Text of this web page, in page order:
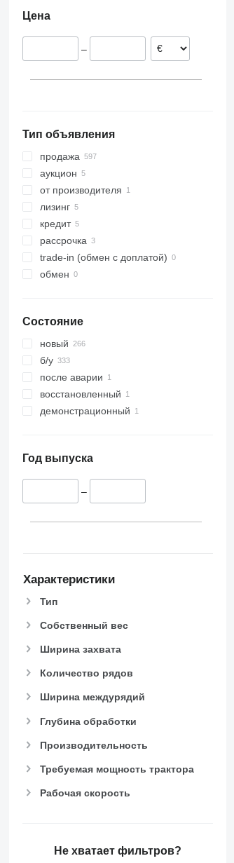
Австрия
Румыния
Цена
–
Тип объявления
продажа
аукцион
от производителя
лизинг
кредит
рассрочка
trade-in (обмен с доплатой)
обмен
Состояние
новый
б/у
после аварии
восстановленный
демонстрационный
Год выпуска
–
Характеристики
Тип
Собственный вес
Ширина захвата
Количество рядов
Ширина междурядий
Глубина обработки
Производительность
Требуемая мощность трактора
Рабочая скорость
Не хватает фильтров?